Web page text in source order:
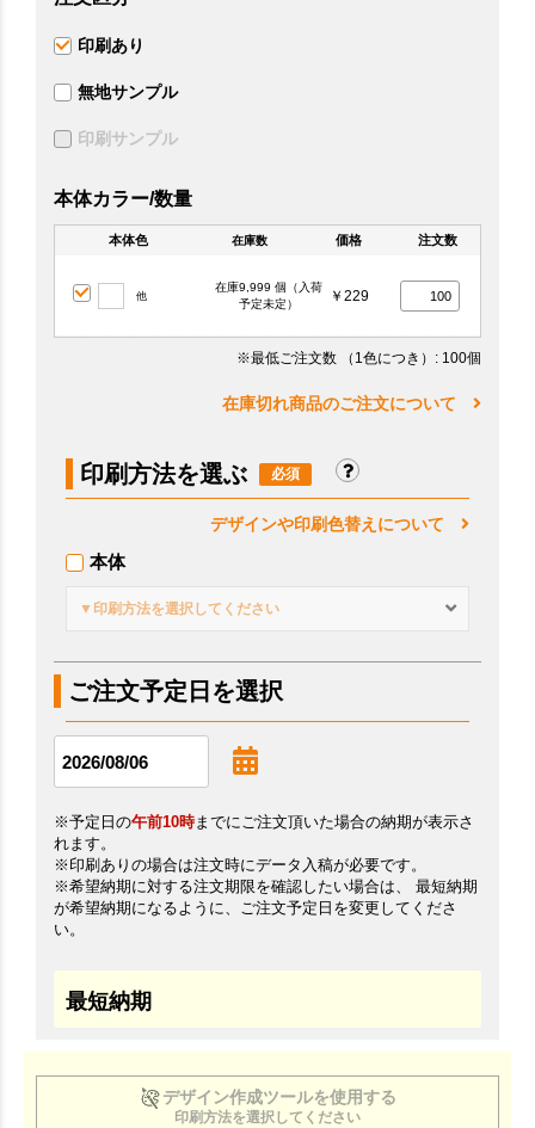
印刷あり
無地サンプル
印刷サンプル
本体カラー/数量
本体色 在庫数 価格 注文数
他
在庫9,999 個（入荷
予定未定）
￥229
※最低ご注文数 （1色につき） : 100個
在庫切れ商品のご注文について
印刷方法を選ぶ
デザインや印刷色替えについて
本体
▼印刷方法を選択してください
ご注文予定日を選択
※予定日の午前10時までにご注文頂いた場合の納期が表示さ
れます。
※印刷ありの場合は注文時にデータ入稿が必要です。
※希望納期に対する注文期限を確認したい場合は、 最短納期
が希望納期になるように、ご注文予定日を変更してくださ
い。
最短納期
デザイン作成ツールを使用する
印刷方法を選択してください